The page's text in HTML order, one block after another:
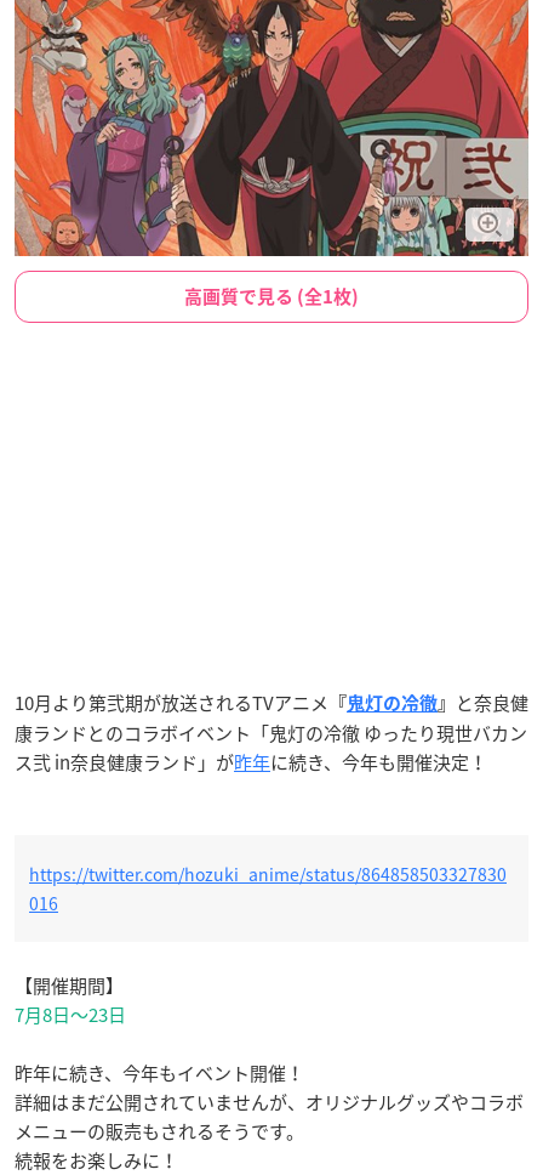
高画質で見る (全1枚)
10月より第弐期が放送されるTVアニメ 『鬼灯の冷徹 』
と奈良健
康ランドとのコラボイベント「鬼灯の冷徹 ゆったり現世バカン
ス弐 in奈良健康ランド」が昨年に続き、今年も開催決定！
https://twitter.com/hozuki_anime/status/864858503327830
016
【開催期間】
7月8日～23日
昨年に続き、今年もイベント開催！
詳細はまだ公開されていませんが、オリジナルグッズやコラボ
メニューの販売もされるそうです。
続報をお楽しみに！